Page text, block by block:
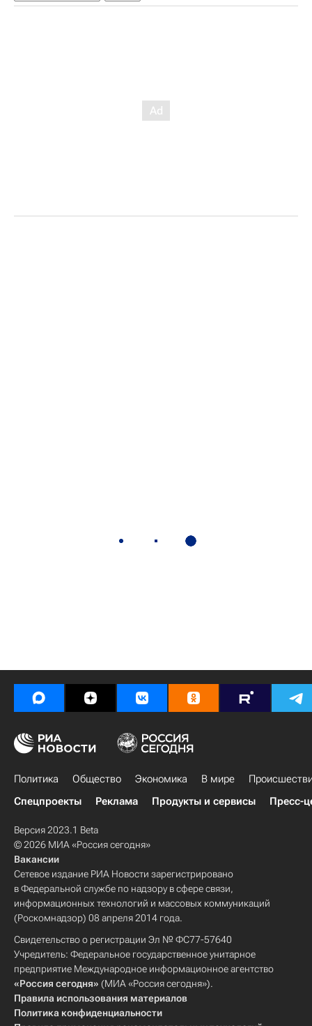
Политика Общество Экономика В мире
Спецпроекты
Реклама Продукты и сервисы Пресс-
Версия 2023.1 Beta
© 2026 МИА «Россия сегодня»
Вакансии
Сетевое издание РИА Новости зарегистрировано
в Федеральной службе по надзору в сфере связи,
информационных технологий и массовых коммуникаций
(Роскомнадзор) 08 апреля 2014 года.
Свидетельство о регистрации Эл № ФС77-57640
Учредитель: Федеральное государственное унитарное
предприятие Международное информационное агентство
«Россия сегодня» (МИА «Россия сегодня»).
Правила использования материалов
Политика конфиденциальности